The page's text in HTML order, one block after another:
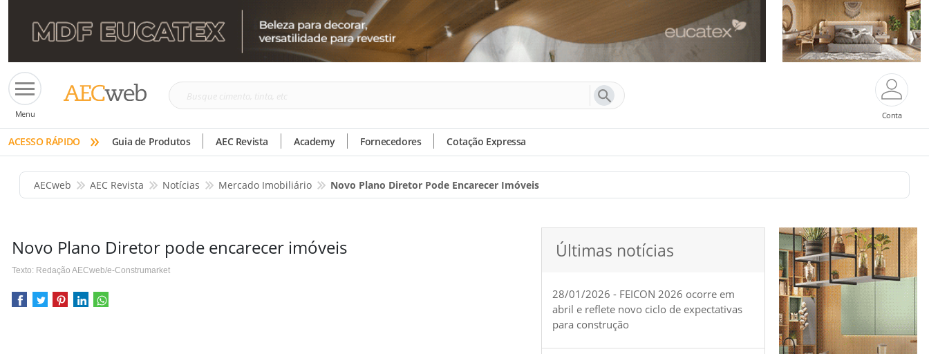
Menu
Busque
tinta,
etc
Conta
ACESSO RÁPIDO » Guia de Produtos AEC Revista Academy Fornecedores Cotação Expressa
AECweb AEC Revista Notícias Mercado Imobiliário Novo Plano Diretor Pode Encarecer Imóveis
Novo Plano Diretor pode encarecer imóveis
Texto: Redação AECweb/e-Construmarket
Últimas notícias
28/01/2026 - FEICON 2026 ocorre em
abril e reflete novo ciclo de expectativas
para construção